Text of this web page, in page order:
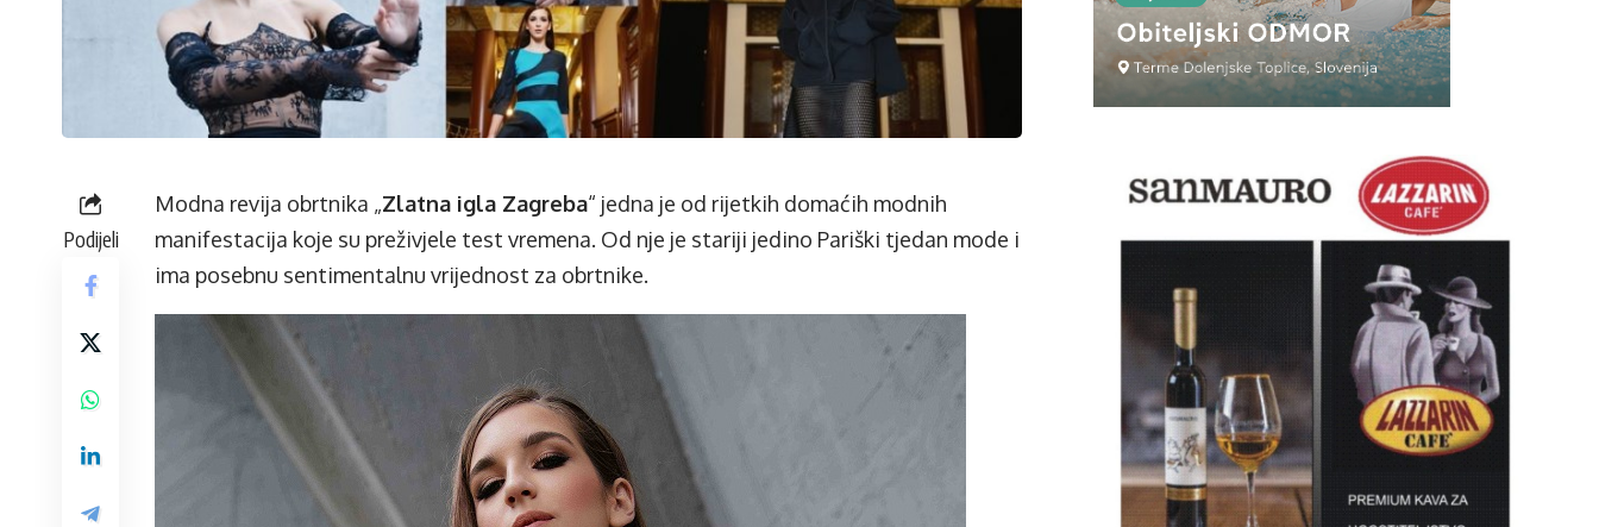
Podijeli
Modna revija obrtnika „Zlatna igla Zagreba“ jedna je od rijetkih domaćih modnih
manifestacija koje su preživjele test vremena. Od nje je stariji jedino Pariški tjedan mode i
ima posebnu sentimentalnu vrijednost za obrtnike.